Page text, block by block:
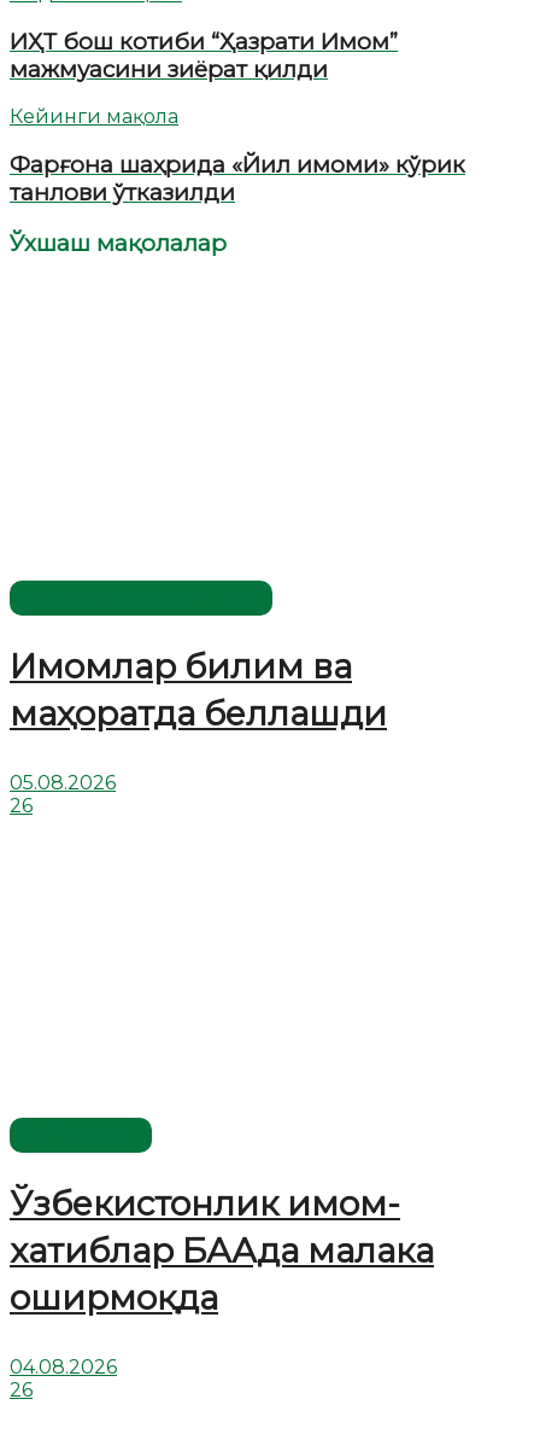
ИҲТ бош котиби “Ҳазрати Имом”
мажмуасини зиёрат қилди
Кейинги мақола
Фарғона шаҳрида «Йил имоми» кўрик
танлови ўтказилди
Ўхшаш мақолалар
Имомлар билим ва
маҳоратда беллашди
05.08.2026
26
Ўзбекистонлик имом-
хатиблар БААда малака
оширмоқда
04.08.2026
26